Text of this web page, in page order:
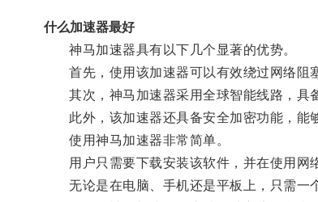
什么加速器最好
神马加速器具有以下几个显著的优势。
首先，使用该加速器可以有效绕过网络阻塞
其次，神马加速器采用全球智能线路，具备
此外，该加速器还具备安全加密功能，能够
使用神马加速器非常简单。
用户只需要下载安装该软件，并在使用网络
无论是在电脑、手机还是平板上，只需一